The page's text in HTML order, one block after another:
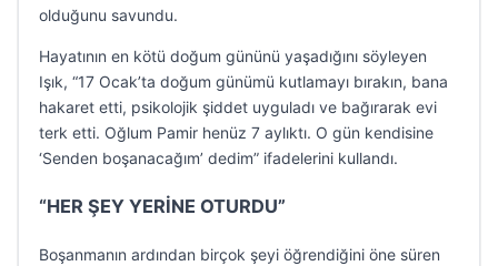
olduğunu savundu.
Hayatının en kötü doğum gününü yaşadığını söyleyen
Işık, “17 Ocak’ta doğum günümü kutlamayı bırakın, bana
hakaret etti, psikolojik şiddet uyguladı ve bağırarak evi
terk etti. Oğlum Pamir henüz 7 aylıktı. O gün kendisine
‘Senden boşanacağım’ dedim” ifadelerini kullandı.
“HER ŞEY YERİNE OTURDU”
Boşanmanın ardından birçok şeyi öğrendiğini öne süren